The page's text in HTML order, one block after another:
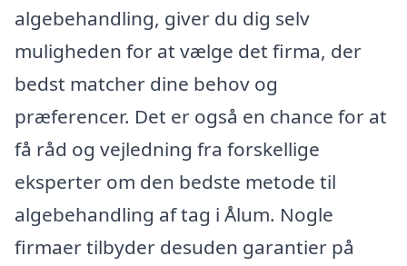
algebehandling, giver du dig selv
muligheden for at vælge det firma, der
bedst matcher dine behov og
præferencer. Det er også en chance for at
få råd og vejledning fra forskellige
eksperter om den bedste metode til
algebehandling af tag i Ålum. Nogle
firmaer tilbyder desuden garantier på